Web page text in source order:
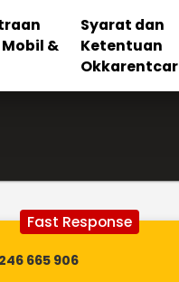
Mobil &
Syarat dan
Ketentuan
Okkarentcar
Fast Response
665 906